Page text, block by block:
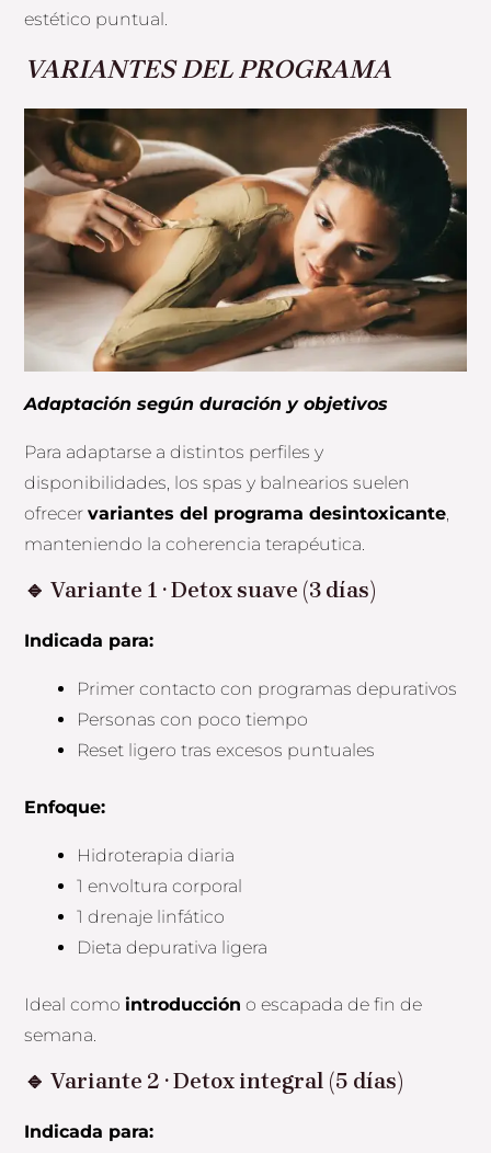
estético puntual.
VARIANTES DEL PROGRAMA
Adaptación según duración y objetivos
Para adaptarse a distintos perfiles y
disponibilidades, los spas y balnearios suelen
ofrecervariantes del programa desintoxicante
manteniendo la coherencia terapéutica.
🔹 Variante 1 · Detox suave (3 días)
Indicada para:
Primer contacto con programas depurativos
Personas con poco tiempo
Reset ligero tras excesos puntuales
Enfoque:
Hidroterapia diaria
1 envoltura corporal
1 drenaje linfático
Dieta depurativa ligera
Ideal comointroducción o escapada de fin de
semana.
🔹 Variante 2 · Detox integral (5 días)
Indicada para: